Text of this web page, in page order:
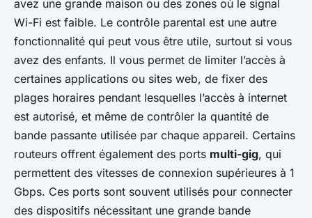
avez une grande maison ou des zones où le signal
Wi-Fi est faible. Le contrôle parental est une autre
fonctionnalité qui peut vous être utile, surtout si vous
avez des enfants. Il vous permet de limiter l’accès à
certaines applications ou sites web, de fixer des
plages horaires pendant lesquelles l’accès à internet
est autorisé, et même de contrôler la quantité de
bande passante utilisée par chaque appareil. Certains
routeurs offrent également des ports multi-gig, qui
permettent des vitesses de connexion supérieures à 1
Gbps. Ces ports sont souvent utilisés pour connecter
des dispositifs nécessitant une grande bande